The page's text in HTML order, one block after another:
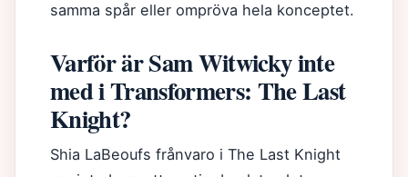
samma spår eller ompröva hela konceptet.
Varför är Sam Witwicky inte
med i Transformers: The Last
Knight?
Shia LaBeoufs frånvaro i The Last Knight